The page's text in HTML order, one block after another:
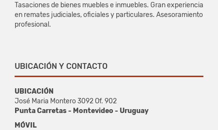
Tasaciones de bienes muebles e inmuebles. Gran experiencia
en remates judiciales, oficiales y particulares. Asesoramiento
profesional.
UBICACIÓN Y CONTACTO
UBICACIÓN
José Maria Montero 3092 Of. 902
Punta Carretas - Montevideo - Uruguay
MÓVIL